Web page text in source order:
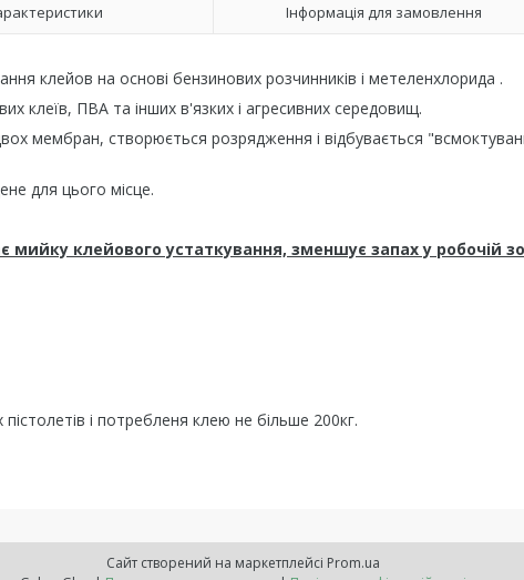
Інформація для замовлення
клейов на основі бензинових розчинників і метеленхлорида .
клеїв, ПВА та інших в'язких і агресивних середовищ.
мембран, створюється розрядження і відбувається
для цього місце.
клейового устаткування, зменшує запах у робочій
і потребленя клею не більше 200кг.
Сайт створений на маркетплейсі Prom.ua